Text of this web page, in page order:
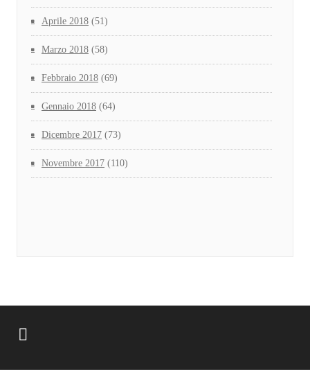
Aprile 2018 (51)
Marzo 2018 (58)
Febbraio 2018 (69)
Gennaio 2018 (64)
Dicembre 2017 (73)
Novembre 2017 (110)